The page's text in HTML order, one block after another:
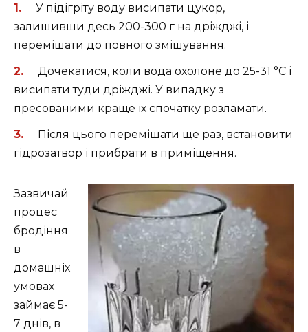
У підігріту воду висипати цукор,
залишивши десь 200-300 г на дріжджі, і
перемішати до повного змішування.
Дочекатися, коли вода охолоне до 25-31 °C і
висипати туди дріжджі. У випадку з
пресованими краще їх спочатку розламати.
Після цього перемішати ще раз, встановити
гідрозатвор і прибрати в приміщення.
Зазвичай
процес
бродіння
в
домашніх
умовах
займає 5-
7 днів, в